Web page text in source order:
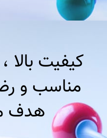
کیفیت بالا
مناسب و
هدف